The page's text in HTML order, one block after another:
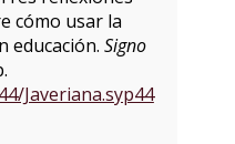
cómo usar la
educación. Signo
Javeriana.syp44